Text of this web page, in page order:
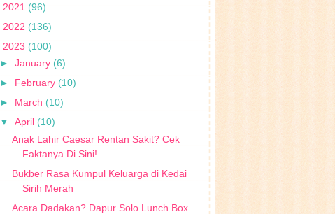
2021 (96)
2022 (136)
2023 (100)
► January (6)
► February (10)
► March (10)
▼ April (10)
Anak Lahir Caesar Rentan Sakit? Cek
Faktanya Di Sini!
Bukber Rasa Kumpul Keluarga di Kedai
Sirih Merah
Acara Dadakan? Dapur Solo Lunch Box